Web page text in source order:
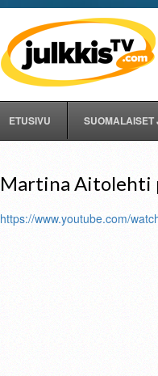
ETUSIVU
Martina Aitolehti
https://www.youtube.com/